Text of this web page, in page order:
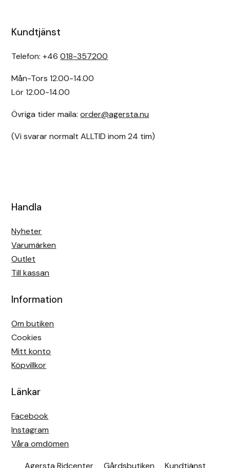
Kundtjänst
Telefon: +46018-357200
Mån-Tors 12.00-14.00
Lör 12.00-14.00
Övriga tider maila:order@agersta.nu
(Vi svarar normalt ALLTID inom 24 tim)
Handla
Nyheter
Varumärken
Outlet
Till kassan
Information
Om butiken
Cookies
Mitt konto
Köpvillkor
Länkar
Facebook
Instagram
Våra omdömen
Agersta Ridcenter Gårdsbutiken Kundtjänst